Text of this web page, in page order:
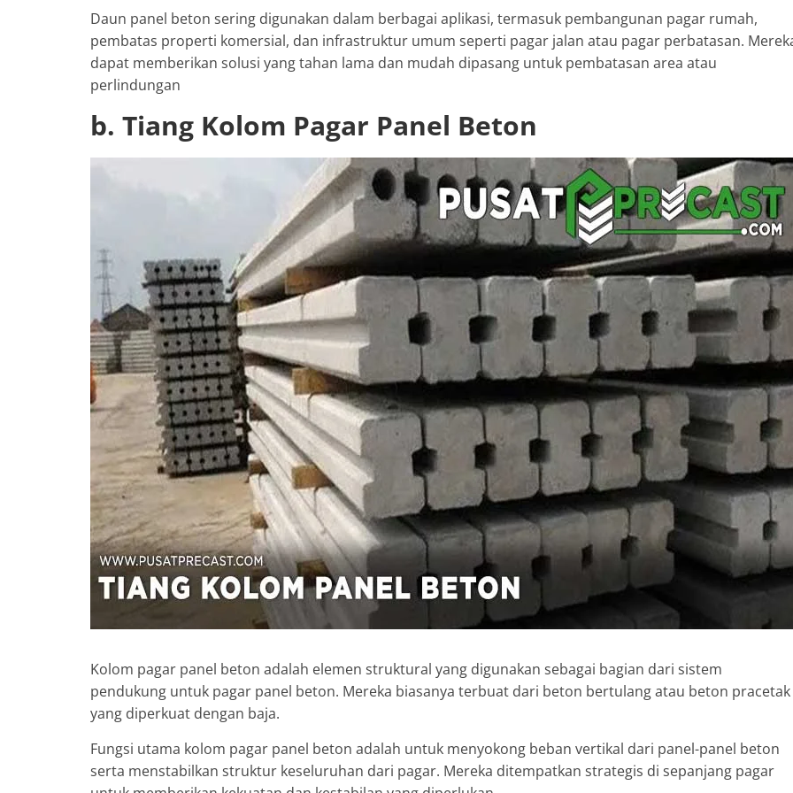
Daun panel beton sering digunakan dalam berbagai aplikasi, termasuk pembangunan pagar rumah,
pembatas properti komersial, dan infrastruktur umum seperti pagar jalan atau pagar perbatasan.
dapat memberikan solusi yang tahan lama dan mudah dipasang untuk pembatasan area atau
perlindungan
b. Tiang Kolom Pagar Panel Beton
Kolom pagar panel beton adalah elemen struktural yang digunakan sebagai bagian dari sistem
pendukung untuk pagar panel beton. Mereka biasanya terbuat dari beton bertulang atau beton pracetak
yang diperkuat dengan baja.
Fungsi utama kolom pagar panel beton adalah untuk menyokong beban vertikal dari panel-panel beton
serta menstabilkan struktur keseluruhan dari pagar. Mereka ditempatkan strategis di sepanjang pagar